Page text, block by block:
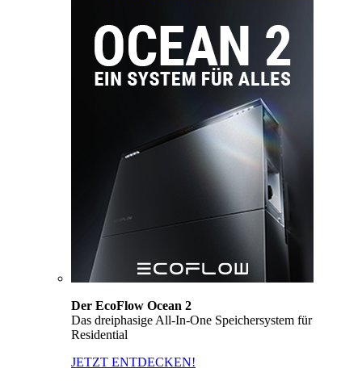
Der EcoFlow Ocean 2
Das dreiphasige All-In-One Speichersystem für
Residential
JETZT ENTDECKEN!